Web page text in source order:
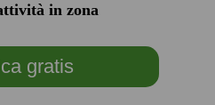
in zona
gratis